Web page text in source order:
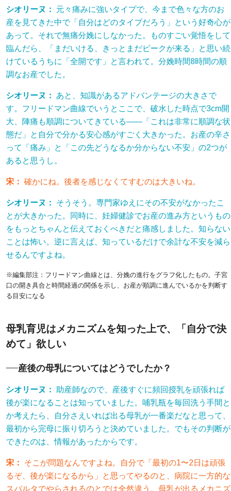
シオリーヌ：
元々痛みに強いタイプで、今まで色々な方のお
産を見てきた中で「自分はどのタイプだろう」という好奇心が
あって。それで無痛分娩にしなかった。ものすごい覚悟をして
臨んだら、「まだいける、きっとまだピークが来る」と思い続
けているうちに「全開です」と言われて。分娩時間8時間の順
調なお産でした。
シオリーヌ： あと、知識があるアドバンテージの大きさで
す。フリードマン曲線でいうとここで、破水した時点で3cm開
大、陣痛も順調についてきている——「これは非常に順調な状
態だ」と自分で分かる安心感がすごく大きかった。お産の辛さ
って「痛み」と「この先どうなるか分からない不安」の2つが
あると思うし。
宋： 確かにね。後者を感じなくてすむのは大きいね。
シオリーヌ：
そうそう。専門家ゆえにその不安がなかったこ
とが大きかった。同時に、妊婦健診でお産の進み方というもの
をもっとちゃんと伝えておくべきだと痛感しました。知らない
ことは怖い。逆に言えば、知っているだけで余計な不安を減ら
せるんですよね。
※編集部注：フリードマン曲線とは、分娩の進行をグラフ化したもの。子宮
口の開き具合と時間経過の関係を示し、お産が順調に進んでいるかを判断す
る目安になる
母乳育児はメカニズムを知った上で、「自分で決
めて」欲しい
産後の母乳についてはどうでしたか？
シオリーヌ：
助産師なので、産後すぐに頻回授乳を頑張れば
後が楽になることは知っていました。哺乳瓶を毎回洗う手間と
か考えたら、自分さえいれば出る母乳が一番楽だなと思って、
最初から完母に振り切ろうと決めていました。でもその判断が
できたのは、情報があったからです。
宋： そこが問題なんですよね。自分で「最初の1〜2日は頑張
るぞ、後が楽になるから」と思ってやるのと、病院に一方的な
スパルタでやらされるのとでは全然違う。母乳が出るメカニズ